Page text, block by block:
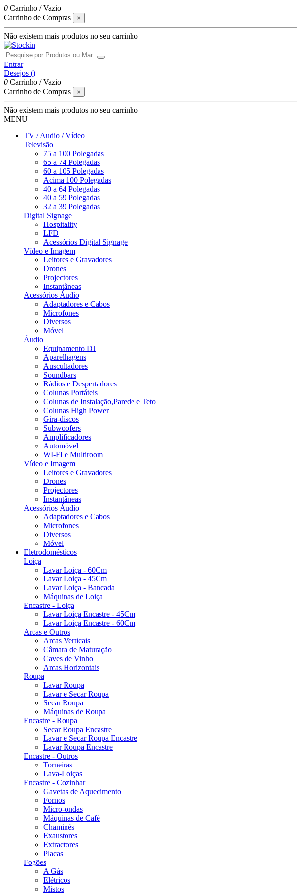
0 Carrinho /Vazio
Carrinho de Compras
×
Não existem mais produtos no seu carrinho
Entrar
Desejos ()
0 Carrinho /Vazio
Carrinho de Compras
×
Não existem mais produtos no seu carrinho
MENU
TV / Audio / Vídeo
Televisão
75 a 100 Polegadas
65 a 74 Polegadas
60 a 105 Polegadas
Acima 100 Polegadas
40 a 64 Polegadas
40 a 59 Polegadas
32 a 39 Polegadas
Digital Signage
Hospitality
LFD
Acessórios Digital Signage
Vídeo e Imagem
Leitores e Gravadores
Drones
Projectores
Instantâneas
Acessórios Áudio
Adaptadores e Cabos
Microfones
Diversos
Móvel
Áudio
Equipamento DJ
Aparelhagens
Auscultadores
Soundbars
Rádios e Despertadores
Colunas Portáteis
Colunas de Instalação,Parede e Teto
Colunas High Power
Gira-discos
Subwoofers
Amplificadores
Automóvel
WI-FI e Multiroom
Vídeo e Imagem
Leitores e Gravadores
Drones
Projectores
Instantâneas
Acessórios Áudio
Adaptadores e Cabos
Microfones
Diversos
Móvel
Eletrodomésticos
Loiça
Lavar Loiça - 60Cm
Lavar Loiça - 45Cm
Lavar Loiça - Bancada
Máquinas de Loiça
Encastre - Loiça
Lavar Loiça Encastre - 45Cm
Lavar Loiça Encastre - 60Cm
Arcas e Outros
Arcas Verticais
Câmara de Maturação
Caves de Vinho
Arcas Horizontais
Roupa
Lavar Roupa
Lavar e Secar Roupa
Secar Roupa
Máquinas de Roupa
Encastre - Roupa
Secar Roupa Encastre
Lavar e Secar Roupa Encastre
Lavar Roupa Encastre
Encastre - Outros
Torneiras
Lava-Loiças
Encastre - Cozinhar
Gavetas de Aquecimento
Fornos
Micro-ondas
Máquinas de Café
Chaminés
Exaustores
Extractores
Placas
Fogões
A Gás
Elétricos
Mistos